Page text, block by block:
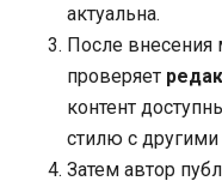
актуальна.
После внесения
проверяет
контент
стилю с
Затем автор